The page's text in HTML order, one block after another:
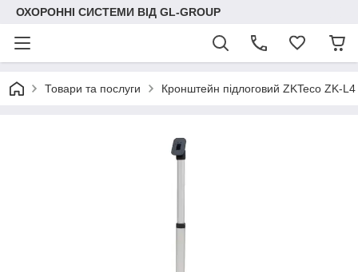
ОХОРОННІ СИСТЕМИ ВІД GL-GROUP
Товари та послуги Кронштейн підлоговий ZKTeco ZK-L4